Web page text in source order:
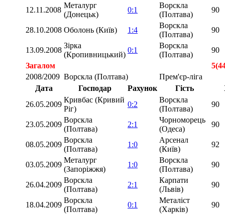
12.11.2008
Металург
(Донецьк)
0:1
Ворскла
(Полтава)
90
28.10.2008 Оболонь (Київ) 1:4
Ворскла
(Полтава)
90
13.09.2008
Зірка
(Кропивницький)
0:1
Ворскла
(Полтава)
90
Загалом
2008/2009 Ворскла (Полтава)
Прем'єр-ліга
Дата
Господар Рахунок Гість
26.05.2009
Кривбас (Кривий
Ріг)
0:2
Ворскла
(Полтава)
90
23.05.2009
Ворскла
(Полтава)
2:1
Чорноморець
(Одеса)
90
08.05.2009
Ворскла
(Полтава)
1:0
Арсенал
(Київ)
92
03.05.2009
Металург
(Запоріжжя)
1:0
Ворскла
(Полтава)
90
26.04.2009
Ворскла
(Полтава)
2:1
Карпати
(Львів)
90
18.04.2009
Ворскла
(Полтава)
0:1
Металіст
(Харків)
90